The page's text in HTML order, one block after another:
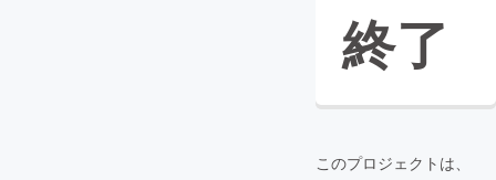
終了
このプロジェクトは、